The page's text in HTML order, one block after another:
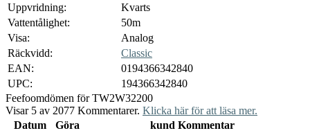
Uppvridning:
Kvarts
Vattentålighet:
50m
Visa:
Analog
Räckvidd:
Classic
EAN:
0194366342840
UPC:
194366342840
Feefoomdömen för TW2W32200
Visar 5 av 2077 Kommentarer. Klicka här för att läsa mer.
Datum
Göra
kund Kommentar